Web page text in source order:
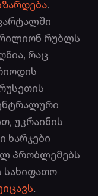
.
რუბლს
რაც
უკრაინის
ხარჯები
პრობლემებს
სახიფათო
.